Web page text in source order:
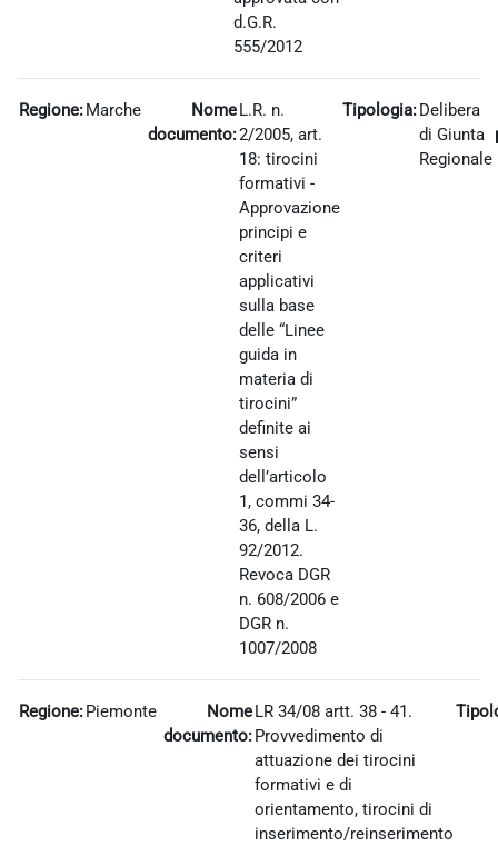
d.G.R.
555/2012
Regione:Marche
Nome
documento:
L.R. n.
2/2005, art.
18: tirocini
formativi -
Approvazione
principi e
criteri
applicativi
sulla base
delle “Linee
guida in
materia di
tirocini”
definite ai
sensi
dell’articolo
1, commi 34-
36, della L.
92/2012.
Revoca DGR
n. 608/2006 e
DGR n.
1007/2008
Tipologia:Delibera
di Giunta
Regionale
Regione:Piemonte
Nome
documento:
LR 34/08 artt. 38 - 41.
Provvedimento di
attuazione dei tirocini
formativi e di
orientamento, tirocini di
inserimento/reinserimento